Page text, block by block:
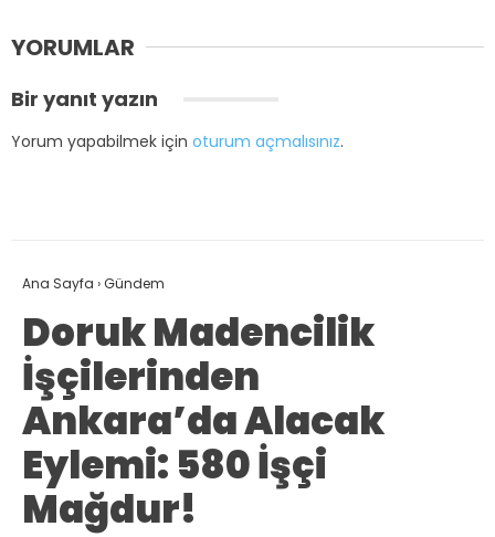
YORUMLAR
Bir yanıt yazın
Yorum yapabilmek için oturum açmalısınız.
Ana Sayfa ›Gündem
Doruk Madencilik
İşçilerinden
Ankara’da Alacak
Eylemi: 580 İşçi
Mağdur!